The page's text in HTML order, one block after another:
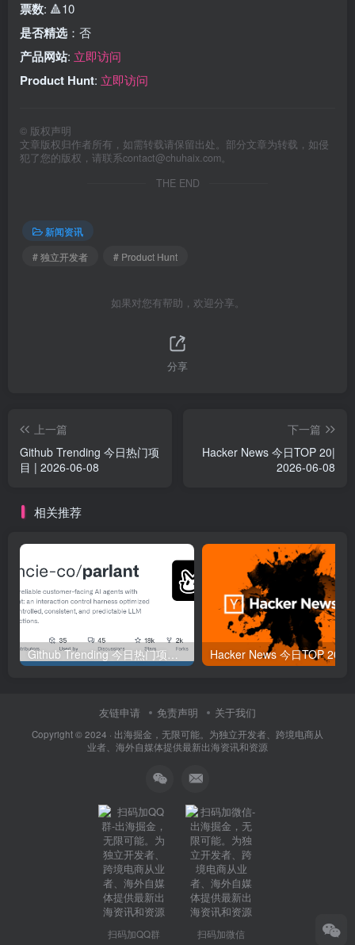
票数: 🔺10
是否精选 ：否
产品网站: 立即访问
Product Hunt: 立即访问
© 版权声明
文章版权归作者所有，如需转载请保留出处。部分文章为转载，如侵
犯了您的版权，请联系contact@chuhaix.com。
THE END
新闻资讯
# 独立开发者
# Product Hunt
如果对您有帮助，欢迎分享。
分享
上一篇
Github Trending 今日热门项
目 | 2026-06-08
下一篇
Hacker News 今日TOP 20|
2026-06-08
相关推荐
Github Trending 今日热门项目 | 2025-09-06
友链申请 免责声明 关于我们
Copyright © 2024 · 出海掘金，无限可能。为独立开发者、跨境电商从
业者、海外自媒体提供最新出海资讯和资源
扫码加QQ群 扫码加微信